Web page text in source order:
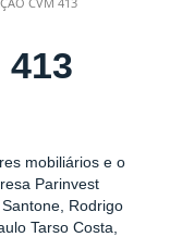
CVM 413
mobiliários e o
Parinvest
Rodrigo
Tarso Costa,